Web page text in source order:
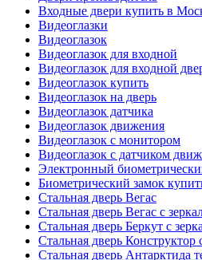
Входные двери купить в
Видеоглазки
Видеоглазок
Видеоглазок для входной
Видеоглазок для входной
Видеоглазок купить
Видеоглазок на дверь
Видеоглазок датчика
Видеоглазок движения
Видеоглазок с монитором
Видеоглазок с датчиком
Электронный
Биометрический замок
Стальная дверь Вегас
Стальная дверь Вегас с
Стальная дверь Беркут с
Стальная дверь Конструктор
Стальная дверь Антарктида